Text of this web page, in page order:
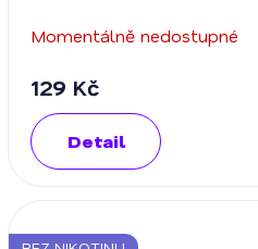
Momentálně nedostupné
129 Kč
Detail